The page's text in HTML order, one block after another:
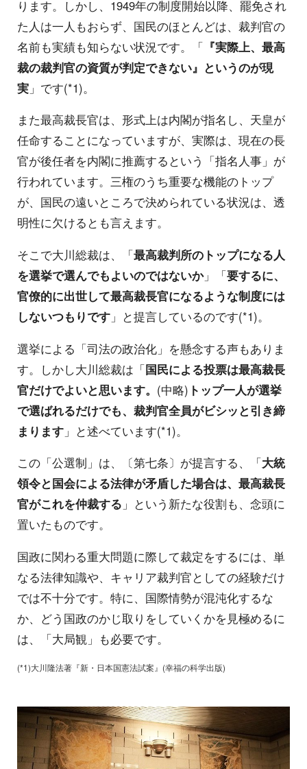
ります。しかし、1949年の制度開始以降、罷免され
た人は一人もおらず、国民のほとんどは、裁判官の
名前も実績も知らない状況です。「 『実際上、最高
裁の裁判官の資質が判定できない』というのが現
実 」です(*1)。
また最高裁長官は、形式上は内閣が指名し、天皇が
任命することになっていますが、実際は、現在の長
官が後任者を内閣に推薦するという「指名人事」が
行われています。三権のうち重要な機能のトップ
が、国民の遠いところで決められている状況は、透
明性に欠けるとも言えます。
そこで大川総裁は、「最高裁判所のトップになる人
を選挙で選んでもよいのではないか」「要するに、
官僚的に出世して最高裁長官になるような制度には
しないつもりです 」と提言しているのです(*1)。
選挙による「司法の政治化」を懸念する声もありま
す。しかし大川総裁は「国民による投票は最高裁長
官だけでよいと思います。 (中略) トップ一人が選挙
で選ばれるだけでも、裁判官全員がビシッと引き締
まります 」と述べています(*1)。
この「公選制」は、〔第七条〕が提言する、「大統
領令と国会による法律が矛盾した場合は、最高裁長
官がこれを仲裁する 」という新たな役割も、念頭に
置いたものです。
国政に関わる重大問題に際して裁定をするには、単
なる法律知識や、キャリア裁判官としての経験だけ
では不十分です。特に、国際情勢が混沌化するな
か、どう国政のかじ取りをしていくかを見極めるに
は、「大局観」も必要です。
(*1)大川隆法著『新・日本国憲法試案』(幸福の科学出版)